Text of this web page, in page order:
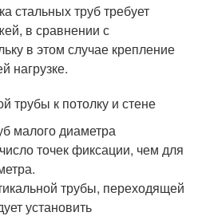
стальных труб требует
в сравнении с
в этом случае крепление
нагрузке.
трубы к потолку и стене
малого диаметра
точек фиксации, чем для
трубы, переходящей
установить